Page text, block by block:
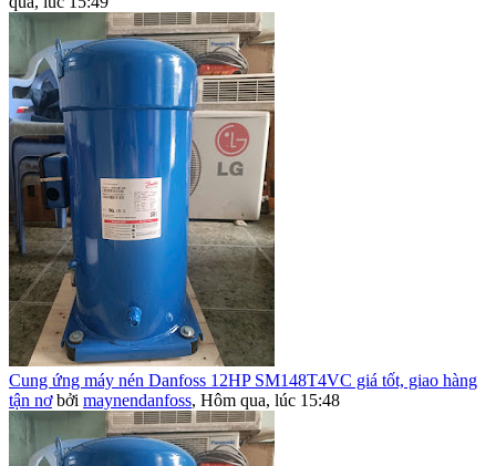
Cung ứng máy nén Danfoss 12HP SM148T4VC giá tốt, giao hàng
tận nơ bởi maynendanfoss, Hôm qua, lúc 15:48